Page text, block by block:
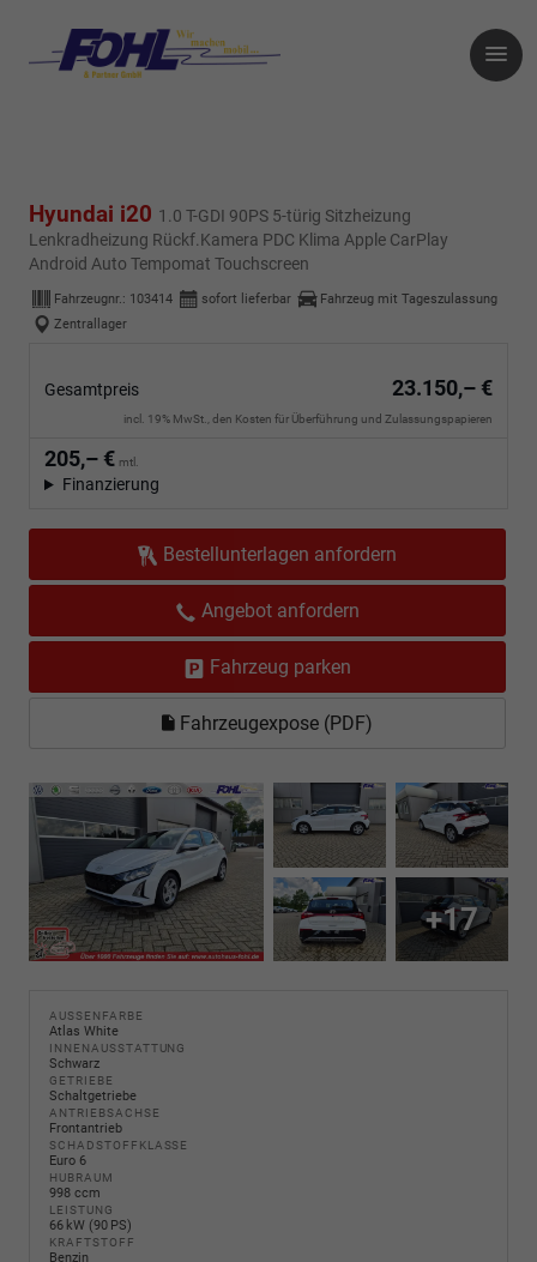
Hyundai i20 1.0 T-GDI 90PS 5-türig Sitzheizung
Lenkradheizung Rückf.Kamera PDC Klima Apple CarPlay
Android Auto Tempomat Touchscreen
Fahrzeugnr.: 103414 sofort lieferbar
Fahrzeug mit Tageszulassung
Zentrallager
Gesamtpreis 23.150,– €
incl. 19% MwSt., den Kosten für Überführung und Zulassungspapieren
205,– € mtl.
Finanzierung
Bestellunterlagen anfordern
Angebot anfordern
Fahrzeug parken
Fahrzeugexpose (PDF)
+17
AUSSENFARBE
Atlas White
INNENAUSSTATTUNG
Schwarz
GETRIEBE
Schaltgetriebe
ANTRIEBSACHSE
Frontantrieb
SCHADSTOFFKLASSE
Euro 6
HUBRAUM
998 ccm
LEISTUNG
66 kW (90 PS)
KRAFTSTOFF
Benzin